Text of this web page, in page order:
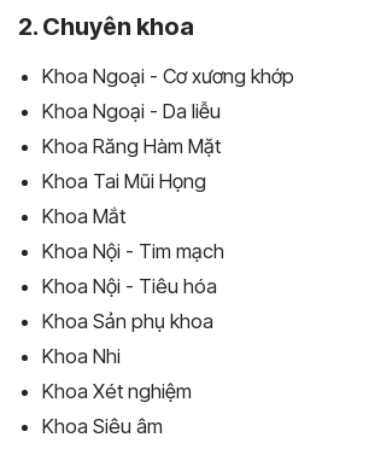
2. Chuyên khoa
Khoa Ngoại - Cơ xương khớp
Khoa Ngoại - Da liễu
Khoa Răng Hàm Mặt
Khoa Tai Mũi Họng
Khoa Mắt
Khoa Nội - Tim mạch
Khoa Nội - Tiêu hóa
Khoa Sản phụ khoa
Khoa Nhi
Khoa Xét nghiệm
Khoa Siêu âm